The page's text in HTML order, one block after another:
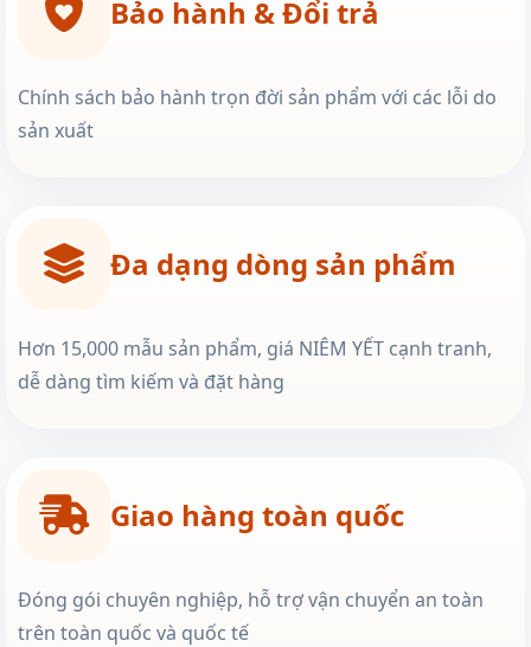
Bảo hành & Đổi trả
Chính sách bảo hành trọn đời sản phẩm với các lỗi do
sản xuất
Đa dạng dòng sản phẩm
Hơn 15,000 mẫu sản phẩm, giá NIÊM YẾT cạnh tranh,
dễ dàng tìm kiếm và đặt hàng
Giao hàng toàn quốc
Đóng gói chuyên nghiệp, hỗ trợ vận chuyển an toàn
trên toàn quốc và quốc tế